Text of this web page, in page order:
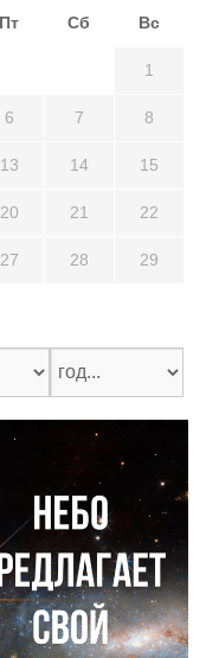
Пт Сб Вс
1
6 7 8
13 14 15
20 21 22
27 28 29